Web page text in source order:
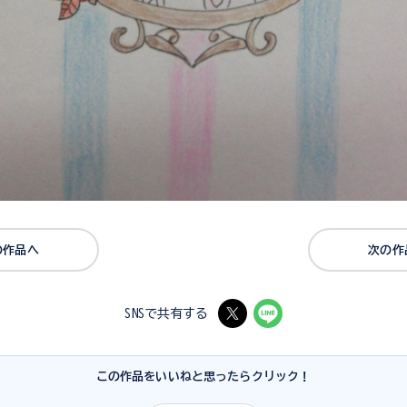
作品へ 次の作
SNSで共有する
この作品をいいねと思ったらクリック！